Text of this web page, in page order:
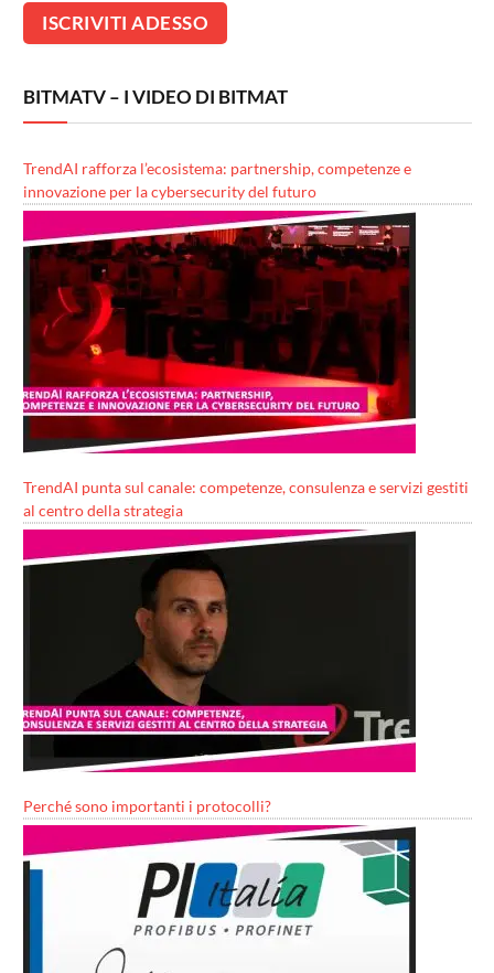
BITMATV – I VIDEO DI BITMAT
TrendAI rafforza l’ecosistema: partnership, competenze e
innovazione per la cybersecurity del futuro
TrendAI punta sul canale: competenze, consulenza e servizi gestiti
al centro della strategia
Perché sono importanti i protocolli?